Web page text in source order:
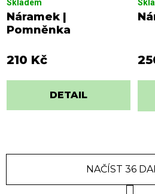
Náramek |
Pomněnka
Skladem
210 Kč
DETAIL
NAČÍST 36